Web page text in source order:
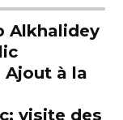
Alkhalidey
Ajout à la
visite des